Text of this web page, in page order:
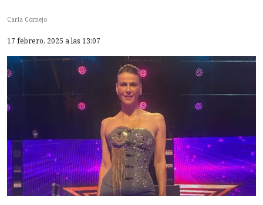
Carla Cornejo
17 febrero, 2025 a las 13:07